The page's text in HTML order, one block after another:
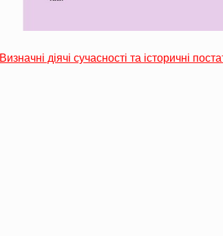
Визначні діячі сучасності та історичні